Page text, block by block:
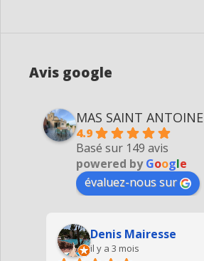
Avis google
MAS SAINT ANTOINE
4.9
Basé sur 149 avis
powered byGoogle
évaluez-nous sur
Denis Mairesse
il y a 3 mois